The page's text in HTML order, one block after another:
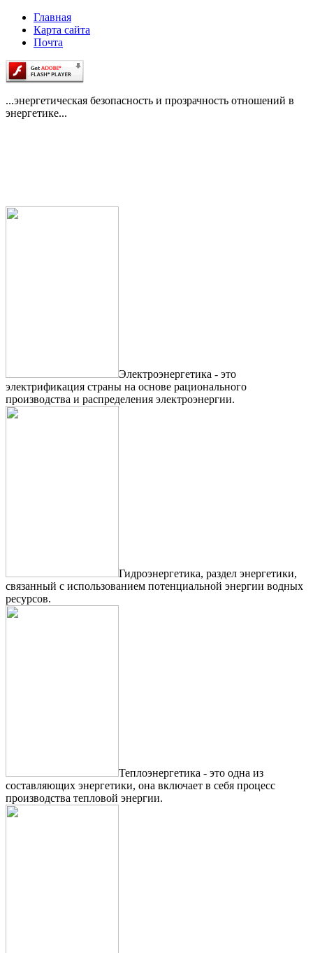
Главная
Карта сайта
Почта
...энергетическая безопасность и прозрачность отношений в
энергетике...
Электроэнергетика - это
электрификация страны на основе рационального
производства и распределения электроэнергии.
Гидроэнергетика, раздел энергетики,
связанный с использованием потенциальной энергии водных
ресурсов.
Теплоэнергетика - это одна из
составляющих энергетики, она включает в себя процесс
производства тепловой энергии.